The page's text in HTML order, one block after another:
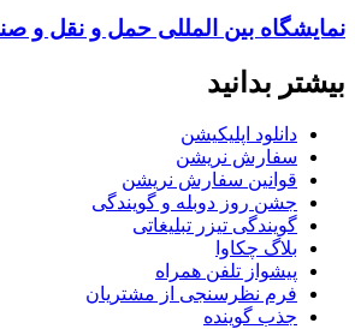
نمایشگاه بین المللی حمل و نقل و
بیشتر بدانید
دانلود اپلیکیشن
سفارش نریشن
قوانین سفارش نریشن
جشن روز دوبله و گویندگی
گویندگی تیزر تبلیغاتی
بلاگ چکاوا
پیشواز تلفن همراه
فرم نظرسنجی از مشتریان
جذب گوینده